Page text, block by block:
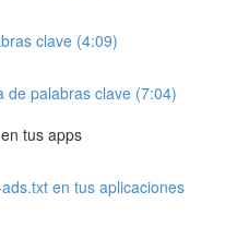
clave (4:09)
de palabras clave (7:04)
tus apps
en tus aplicaciones